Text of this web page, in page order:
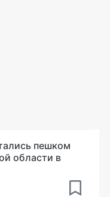
пешком
области в